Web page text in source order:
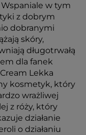
w tym
z dobrym
dobranymi
skóry,
długotrwałą
dla fanek
Lekka
kosmetyk, który
wrażliwej
z róży, który
działanie
o działaniu